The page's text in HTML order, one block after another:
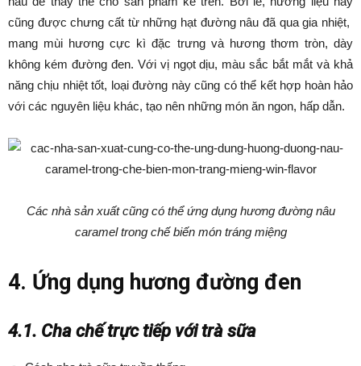
cũng được chưng cất từ những hạt đường nâu đã qua gia nhiệt,
mang mùi hương cực kì đặc trưng và hương thơm tròn, dày
không kém đường đen. Với vị ngọt dịu, màu sắc bắt mắt và khả
năng chịu nhiệt tốt, loại đường này cũng có thể kết hợp hoàn hảo
với các nguyên liệu khác, tạo nên những món ăn ngon, hấp dẫn.
Các nhà sản xuất cũng có thể ứng dụng hương đường nâu
caramel trong chế biến món tráng miệng
4. Ứng dụng hương đường đen
4.1. Cha chế trực tiếp với trà sữa